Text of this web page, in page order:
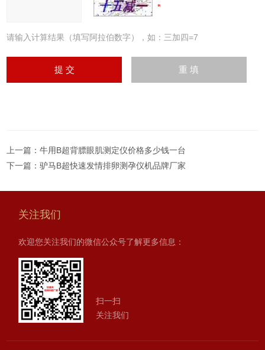
请输入计算结果（填写阿拉伯数字），如：三加四=7
上一篇：牛用B超背膘眼肌测定仪价格多少钱一台
下一篇：驴马B超快速发情排卵测孕仪机品牌厂家
关注我们
欢迎您关注我们的微信公众号了解更多信息：
扫一扫
关注我们